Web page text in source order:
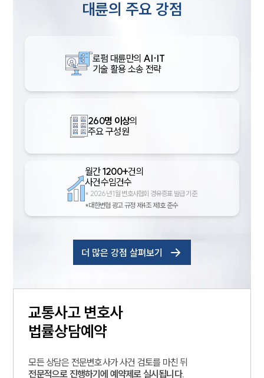
대륜의 주요 강점
로펌 대륜만의 AI·IT
기술 활용 소송 전략
260명 이상의
주요 구성원
월간1200+건의
사건수임건수
* 2026년 1월 변호사협회 경유증표 발급 기준
*대한변협 광고 규정 제4조 제1호 준수
더 많은 강점 살펴보기
교통사고변호사
법률상담예약
모든 상담은 전문변호사가 사건 검토를 마친 뒤
전문적으로 진행하기에 예약제로 실시됩니다.